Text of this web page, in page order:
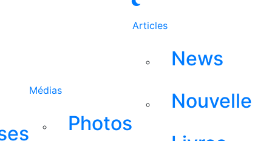
Médias
Photos
Articles
News
Nouvelle